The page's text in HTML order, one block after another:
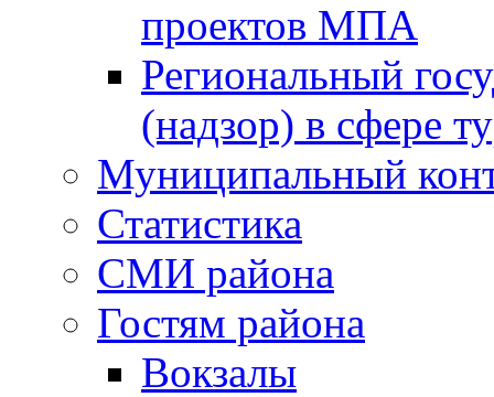
проектов МПА
Региональный
(надзор) в сфере
Муниципальный
Статистика
СМИ района
Гостям района
Вокзалы